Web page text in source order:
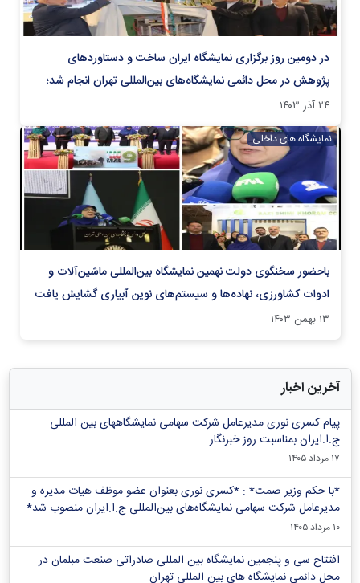
در دومین روز برگزاری نمایشگاه ایران ساخت و دستاوردهای
پژوهش در محل دائمی نمایشگاه‌های بین‌المللی تهران انجام شد؛
۲۴ آذر ۱۴۰۳
نمایشگاه های داخلی
باحضور سخنگوی دولت نهمین نمایشگاه بین‌المللی ماشین‌آلات و
ادوات کشاورزی، نهاده‌ها و سیستم‌های نوین آبیاری گشایش یافت
۱۳ بهمن ۱۴۰۳
آخرین اخبار
پیام کسری نوری مدیرعامل شرکت سهامی نمایشگاههای بین المللی
ج.ا.ایران بمناسبت روز خبرنگار
۱۷ مرداد ۱۴۰۵
*با حکم وزیر صمت* : *کسری نوری بعنوان عضو موظف هیات مدیره و
مدیرعامل شرکت سهامی نمایشگاه‌های بین‌المللی ج.ا.ایران منصوب شد*
۱۰ مرداد ۱۴۰۵
افتتاح سی و پنجمین نمایشگاه بین المللی صادراتی صنعت مبلمان در
محل دائمی نمایشگاه های بین المللی تهران